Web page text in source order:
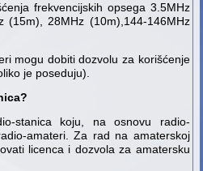
frekvencijskih opsega 3.5MHz
(15m), 28MHz (10m),144-146MHz
mogu dobiti dozvolu za korišćenje
je poseduju).
stanica koju, na osnovu radio-
amateri. Za rad na amaterskoj
licenca i dozvola za amatersku